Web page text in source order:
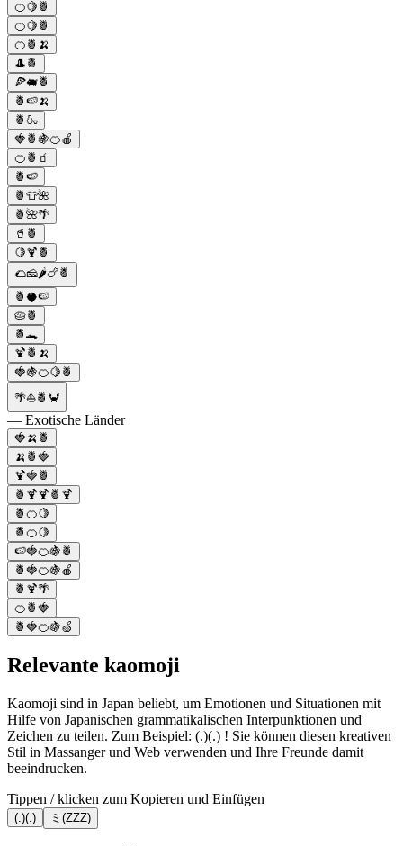
🍊🍋🍍
🍊🍋🍍
🍊🍍🍌
🎩🍍
🍕🐖🍍
🍍🍉🍌
🍍🍶
🍓🍍🍇🍊🍎
🍊🍍🧃
🍍🍉
🍍👕🌺
🍍🌺🌴
🥤🍍
🍋🍹🍍
🌮🧀🌶️🍗🍍
🍍🥥🍉
🥧🍍
🍍🐊
🍹🍍🍌
🍓🍇🍊🍋🍍
🌴⛵🍍🦀
— Exotische Länder
🍓🍌🍍
🍌🍍🍓
🍹🍓🍍
🍍🍹🍹🍍🍹
🍍🍊🍋
🍍🍊🍋
🍉🍓🍊🍇🍍
🍍🍓🍊🍇🍎
🍍🍹🌴
🍊🍍🍓
🍍🍓🍊🍇🍏
Relevante kaomoji
Kaomoji sind in Japan beliebt, um Emotionen und Situationen mit
Hilfe von Japanischen grammatikalischen Interpunktionen und
Zeichen zu teilen. Zum Beispiel: (.)(.) ! Sie können diesen kreativen
Stil in Massanger und Web verwenden und Ihre Freunde damit
beeindrucken.
Tippen / klicken zum Kopieren und Einfügen
(.)(.) ミ(ZZZ)